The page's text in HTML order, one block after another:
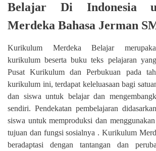
Belajar Di Indonesia
Merdeka Bahasa Jerman
Kurikulum Merdeka Belajar
kurikulum beserta buku teks pelajaran
Pusat Kurikulum dan Perbukuan pada
kurikulum ini, terdapat keleluasaan bagi
dan siswa untuk belajar dan
sendiri. Pendekatan pembelajaran
siswa untuk memproduksi dan
tujuan dan fungsi sosialnya . Kurikulum
beradaptasi dengan tantangan dan